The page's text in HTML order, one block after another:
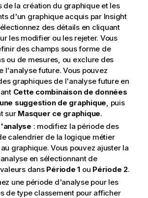
de la création du graphique et les
d'un graphique acquis par Insight
des détails en cliquant
les modifier ou les rejeter. Vous
des champs sous forme de
ou de mesures, ou exclure des
l'analyse future. Vous pouvez
graphiques de l'analyse future en
Cette combinaison de données
suggestion de graphique, puis
sur Masquer ce graphique.
: modifiez la période des
calendrier de la logique métier
graphique. Vous pouvez ajuster la
en sélectionnant de
dans Période 1 ou Période 2.
une période d'analyse pour les
de type classement pour afficher